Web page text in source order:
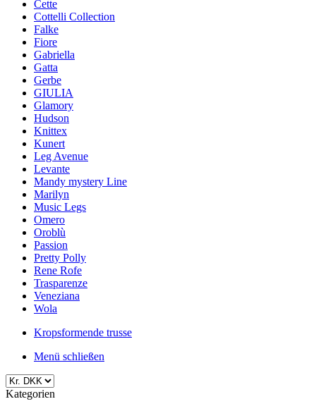
Cette
Cottelli Collection
Falke
Fiore
Gabriella
Gatta
Gerbe
GIULIA
Glamory
Hudson
Knittex
Kunert
Leg Avenue
Levante
Mandy mystery Line
Marilyn
Music Legs
Omero
Oroblù
Passion
Pretty Polly
Rene Rofe
Trasparenze
Veneziana
Wola
Kropsformende trusse
Menü schließen
Kategorien